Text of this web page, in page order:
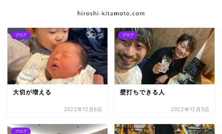
ブログ
大切が増える
2022年12月6日
ブログ
壁打ちできる人
2022年12月5日
ブログ